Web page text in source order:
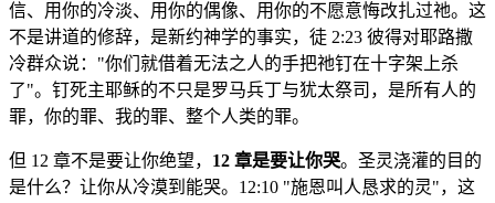
信、用你的冷淡、用你的偶像、用你的不愿意悔改扎过祂。这
不是讲道的修辞，是新约神学的事实，徒 2:23 彼得对耶路撒
冷群众说："你们就借着无法之人的手把祂钉在十字架上杀
了"。钉死主耶稣的不只是罗马兵丁与犹太祭司，是所有人的
罪，你的罪、我的罪、整个人类的罪。
但 12 章不是要让你绝望， 12 章是要让你哭。圣灵浇灌的目的
是什么？让你从冷漠到能哭。12:10 "施恩叫人恳求的灵"，这